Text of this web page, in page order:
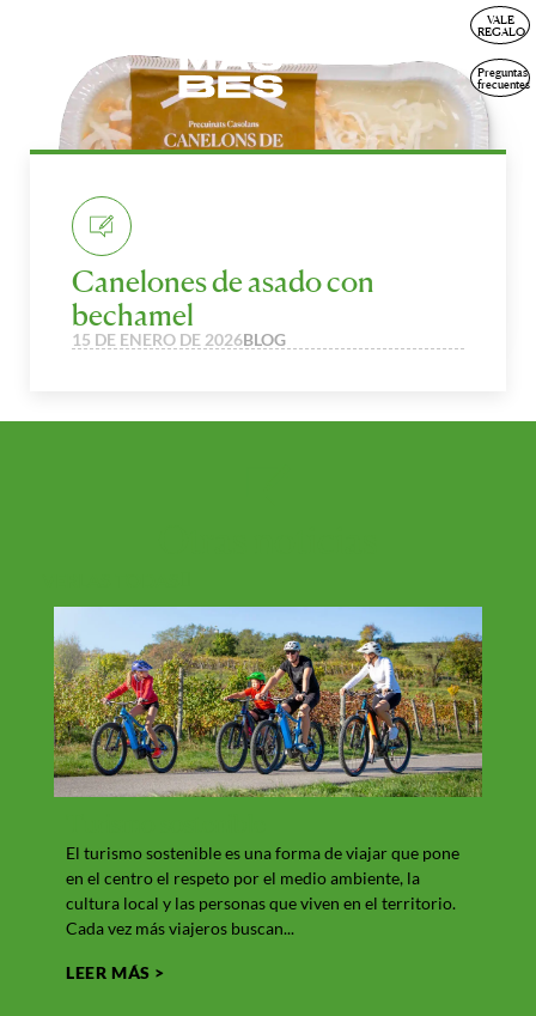
VALE
REGALO
Preguntas
frecuentes
Canelones de asado con
bechamel
15 DE ENERO DE 2026BLOG
El turismo sostenible es una forma de viajar que pone
en el centro el respeto por el medio ambiente, la
cultura local y las personas que viven en el territorio.
Cada vez más viajeros buscan...
LEER MÁS >